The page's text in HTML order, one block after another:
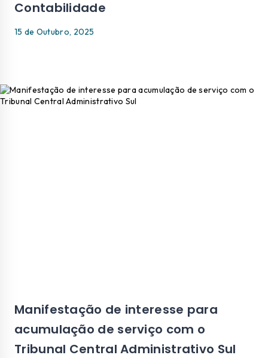
Contabilidade
15 de Outubro, 2025
Manifestação de interesse para
acumulação de serviço com o
Tribunal Central Administrativo Sul